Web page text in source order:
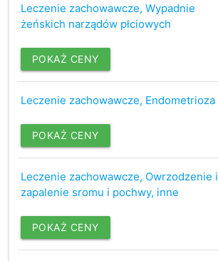
Leczenie zachowawcze, Wypadnie
żeńskich narządów płciowych
POKAŻ CENY
Leczenie zachowawcze, Endometrioza
POKAŻ CENY
Leczenie zachowawcze, Owrzodzenie i
zapalenie sromu i pochwy, inne
POKAŻ CENY